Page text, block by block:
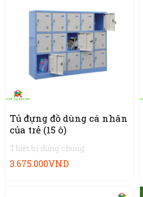
Thiết bị dùng chung
Tủ đựng đồ dùng cá nhân
của trẻ (15 ô)
3.675.000VND